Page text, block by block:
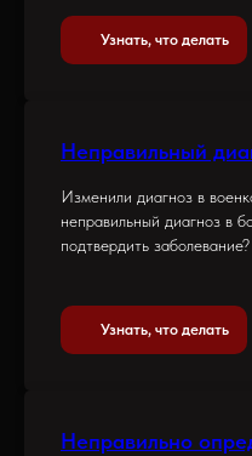
Узнать, что делать
Неправильный
Изменили диагноз в
неправильный диагноз в
подтвердить заболевание?
Узнать, что делать
Неправильно